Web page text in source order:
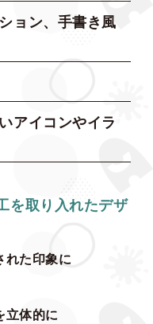
ョン、手書き風
アイコンやイラ
を取り入れたデザ
れた印象に
立体的に